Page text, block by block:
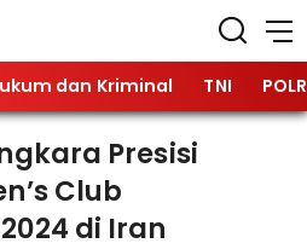
dan Kriminal TNI
Presisi
Club
di Iran